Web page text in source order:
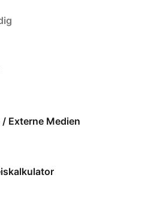
Angepasste Fahrpläne wegen
Externe Medien